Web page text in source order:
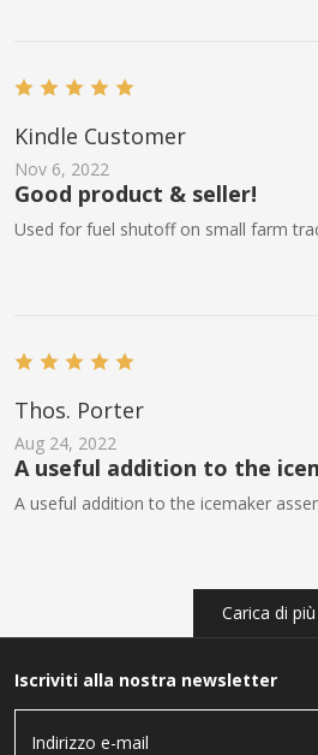
Kindle Customer
Nov 6, 2022
Good product & seller!
Used for fuel shutoff on small farm
Thos. Porter
Aug 24, 2022
A useful addition to the
when changing filters.
A useful addition to the icemaker
Carica di più
Iscriviti alla nostra newsletter